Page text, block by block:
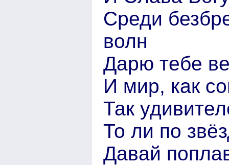
Среди
волн
Дарю тебе
И мир, как
Так
То ли по
Давай